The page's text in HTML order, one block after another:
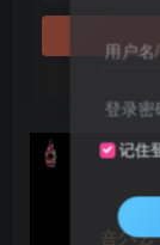
用户
登录密
记住